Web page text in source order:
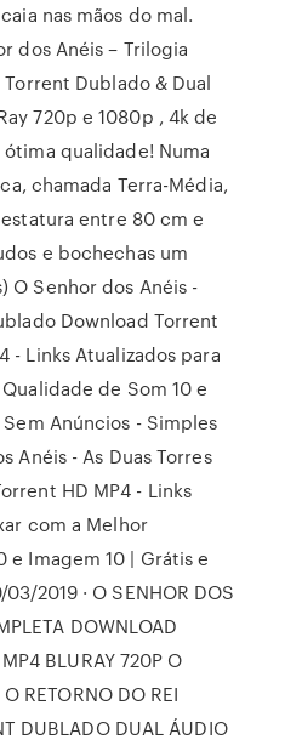
nas mãos do mal.
dos Anéis – Trilogia
Dublado & Dual
720p e 1080p , 4k de
qualidade! Numa
chamada Terra-Média,
entre 80 cm e
e bochechas um
O Senhor dos Anéis -
Download Torrent
- Links Atualizados para
de Som 10 e
Anúncios - Simples
Anéis - As Duas Torres
HD MP4 - Links
com a Melhor
e Imagem 10 | Grátis e
2019 · O SENHOR DOS
DOWNLOAD
BLURAY 720P O
RETORNO DO REI
DUBLADO DUAL ÁUDIO